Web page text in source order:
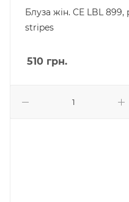
Блуза жін. CE LBL
stripes
510 грн.